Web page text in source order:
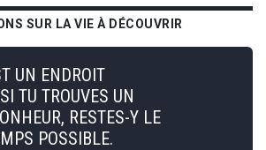
SUR LA VIE À DÉCOUVRIR
UN ENDROIT
TU TROUVES UN
RESTES-Y LE
POSSIBLE.